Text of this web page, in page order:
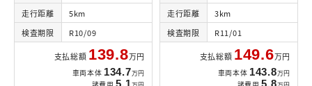
走行距離
5km
検査期限
R10/09
支払総額 139.8万円
車両本体 134.7万円
走行距離
3km
検査期限
R11/01
支払総額 149.6万円
車両本体 143.8万円